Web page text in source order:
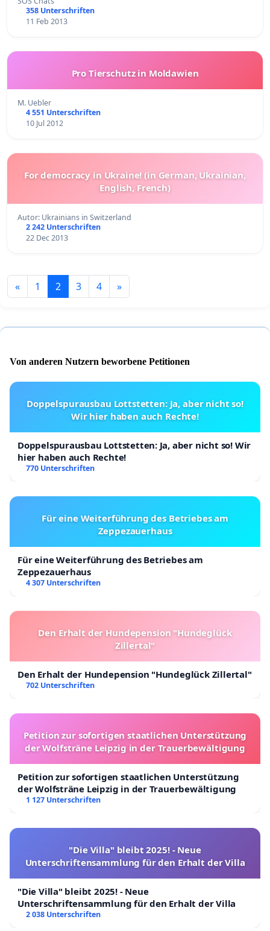
358 Unterschriften
11 Feb 2013
Pro Tierschutz in Moldawien
M. Uebler
4 551 Unterschriften
10 Jul 2012
For democracy in Ukraine! (in German, Ukrainian,
English, French)
Autor: Ukrainians in Switzerland
2 242 Unterschriften
22 Dec 2013
« 1 2 3 4 »
Von anderen Nutzern beworbene Petitionen
Doppelspurausbau Lottstetten: Ja, aber nicht so!
Wir hier haben auch Rechte!
Doppelspurausbau Lottstetten: Ja, aber nicht so! Wir
hier haben auch Rechte!
770 Unterschriften
Für eine Weiterführung des Betriebes am
Zeppezauerhaus
Für eine Weiterführung des Betriebes am
Zeppezauerhaus
4 307 Unterschriften
Den Erhalt der Hundepension "Hundeglück
Zillertal"
Den Erhalt der Hundepension "Hundeglück Zillertal"
702 Unterschriften
Petition zur sofortigen staatlichen Unterstützung
der Wolfsträne Leipzig in der Trauerbewältigung
Petition zur sofortigen staatlichen Unterstützung
der Wolfsträne Leipzig in der Trauerbewältigung
1 127 Unterschriften
"Die Villa" bleibt 2025! - Neue
Unterschriftensammlung für den Erhalt der Villa
"Die Villa" bleibt 2025! - Neue
Unterschriftensammlung für den Erhalt der Villa
2 038 Unterschriften